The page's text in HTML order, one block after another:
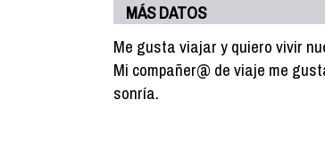
MÁS DATOS
Me gusta viajar y quiero vivir
Mi compañer@ de viaje me
sonría.